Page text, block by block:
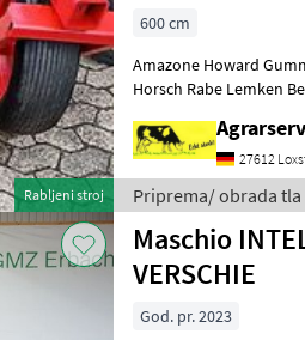
Rabljeni stroj
600 cm
Amazone Howard
Horsch Rabe Lemken
27612
Priprema/ obrada
Maschio
Maschio
VERSCHIE
God. pr. 2023